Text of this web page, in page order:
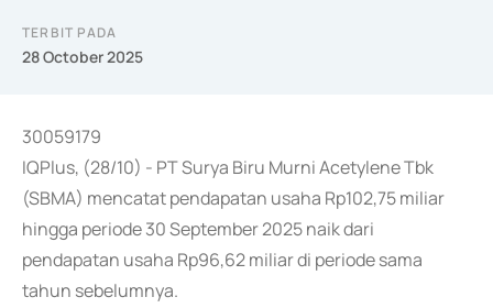
TERBIT PADA
28 October 2025
30059179
IQPlus, (28/10) - PT Surya Biru Murni Acetylene Tbk
(SBMA) mencatat pendapatan usaha Rp102,75 miliar
hingga periode 30 September 2025 naik dari
pendapatan usaha Rp96,62 miliar di periode sama
tahun sebelumnya.